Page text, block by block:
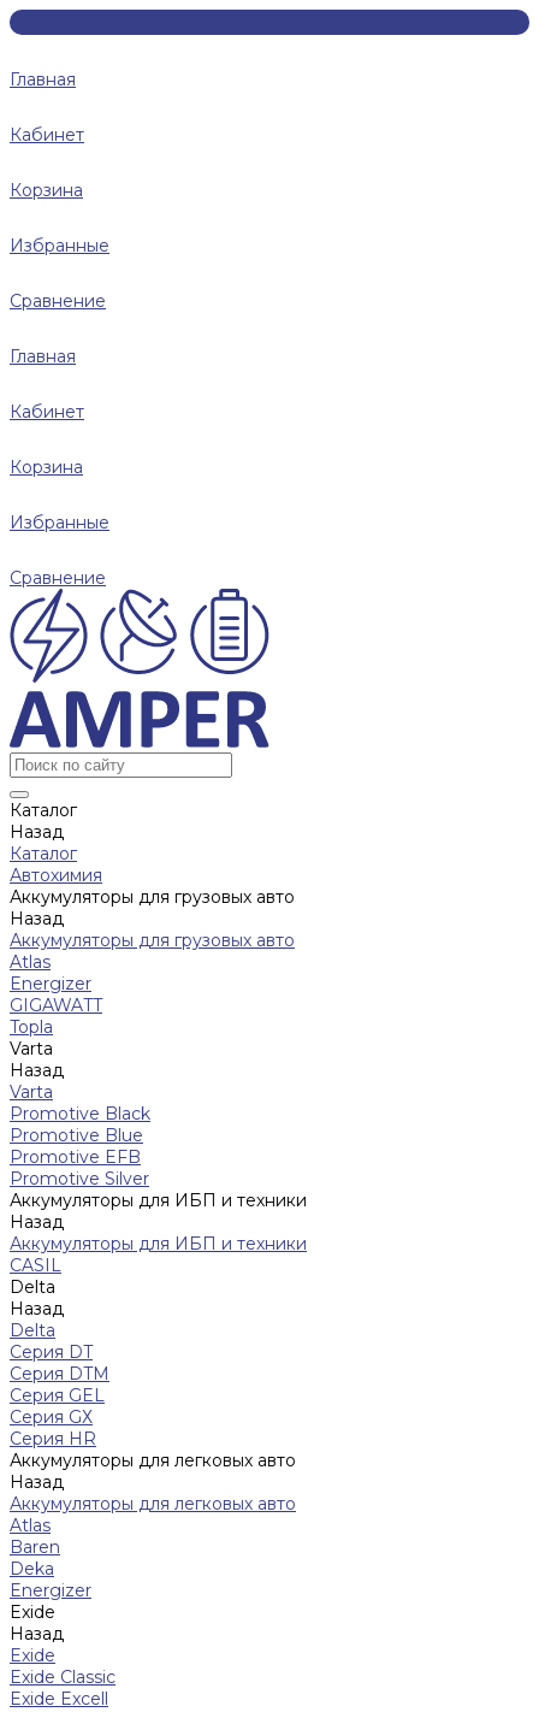
Главная
Кабинет
Корзина
Избранные
Сравнение
Главная
Кабинет
Корзина
Избранные
Сравнение
Каталог
Назад
Каталог
Автохимия
Аккумуляторы для грузовых авто
Назад
Аккумуляторы для грузовых авто
Atlas
Energizer
GIGAWATT
Topla
Varta
Назад
Varta
Promotive Black
Promotive Blue
Promotive EFB
Promotive Silver
Аккумуляторы для ИБП и техники
Назад
Аккумуляторы для ИБП и техники
CASIL
Delta
Назад
Delta
Серия DT
Серия DTM
Серия GEL
Серия GХ
Серия HR
Аккумуляторы для легковых авто
Назад
Аккумуляторы для легковых авто
Atlas
Baren
Deka
Energizer
Exide
Назад
Exide
Exide Classic
Exide Excell